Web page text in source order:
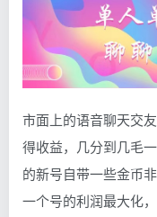
市面上的语音聊天交
得收益，几分到几毛
的新号自带一些金币
一个号的利润最大化